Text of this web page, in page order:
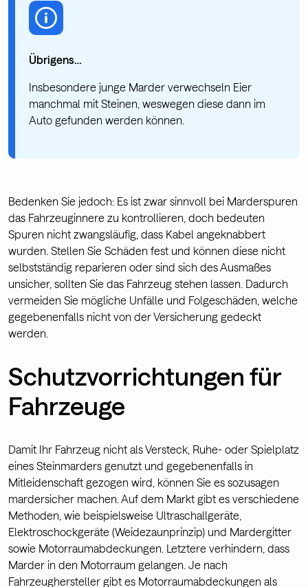
Übrigens…
Insbesondere junge Marder verwechseln Eier
manchmal mit Steinen, weswegen diese dann im
Auto gefunden werden können.
Bedenken Sie jedoch: Es ist zwar sinnvoll bei Marderspuren
das Fahrzeuginnere zu kontrollieren, doch bedeuten
Spuren nicht zwangsläufig, dass Kabel angeknabbert
wurden. Stellen Sie Schäden fest und können diese nicht
selbstständig reparieren oder sind sich des Ausmaßes
unsicher, sollten Sie das Fahrzeug stehen lassen. Dadurch
vermeiden Sie mögliche Unfälle und Folgeschäden, welche
gegebenenfalls nicht von der Versicherung gedeckt
werden.
Schutzvorrichtungen für
Fahrzeuge
Damit Ihr Fahrzeug nicht als Versteck, Ruhe- oder Spielplatz
eines Steinmarders genutzt und gegebenenfalls in
Mitleidenschaft gezogen wird, können Sie es sozusagen
mardersicher machen. Auf dem Markt gibt es verschiedene
Methoden, wie beispielsweise Ultraschallgeräte,
Elektroschockgeräte (Weidezaunprinzip) und Mardergitter
sowie Motorraumabdeckungen. Letztere verhindern, dass
Marder in den Motorraum gelangen. Je nach
Fahrzeughersteller gibt es Motorraumabdeckungen als